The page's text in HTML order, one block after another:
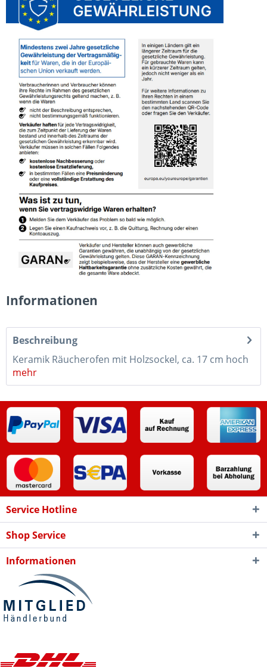
Informationen
Beschreibung
Keramik Räucherofen mit Holzsockel, ca. 17 cm hoch
mehr
Service Hotline
Shop Service
Informationen